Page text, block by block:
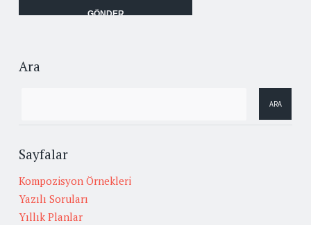
Ara
Sayfalar
Kompozisyon Örnekleri
Yazılı Soruları
Yıllık Planlar